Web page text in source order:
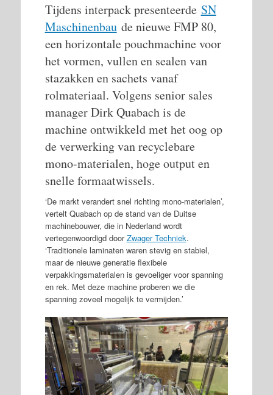
Tijdens interpack presenteerde SN
Maschinenbaude nieuwe FMP 80,
een horizontale pouchmachine voor
het vormen, vullen en sealen van
stazakken en sachets vanaf
rolmateriaal. Volgens senior sales
manager Dirk Quabach is de
machine ontwikkeld met het oog op
de verwerking van recyclebare
mono-materialen, hoge output en
snelle formaatwissels.
‘De markt verandert snel richting mono-materialen’,
vertelt Quabach op de stand van de Duitse
machinebouwer, die in Nederland wordt
vertegenwoordigd doorZwager Techniek.
‘Traditionele laminaten waren stevig en stabiel,
maar de nieuwe generatie flexibele
verpakkingsmaterialen is gevoeliger voor spanning
en rek. Met deze machine proberen we die
spanning zoveel mogelijk te vermijden.’